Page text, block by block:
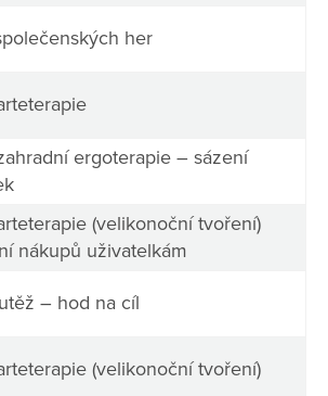
her
ergoterapie – sázení
(velikonoční tvoření)
nákupů uživatelkám
– hod na cíl
(velikonoční tvoření)